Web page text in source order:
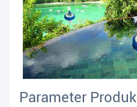
Parameter Produk